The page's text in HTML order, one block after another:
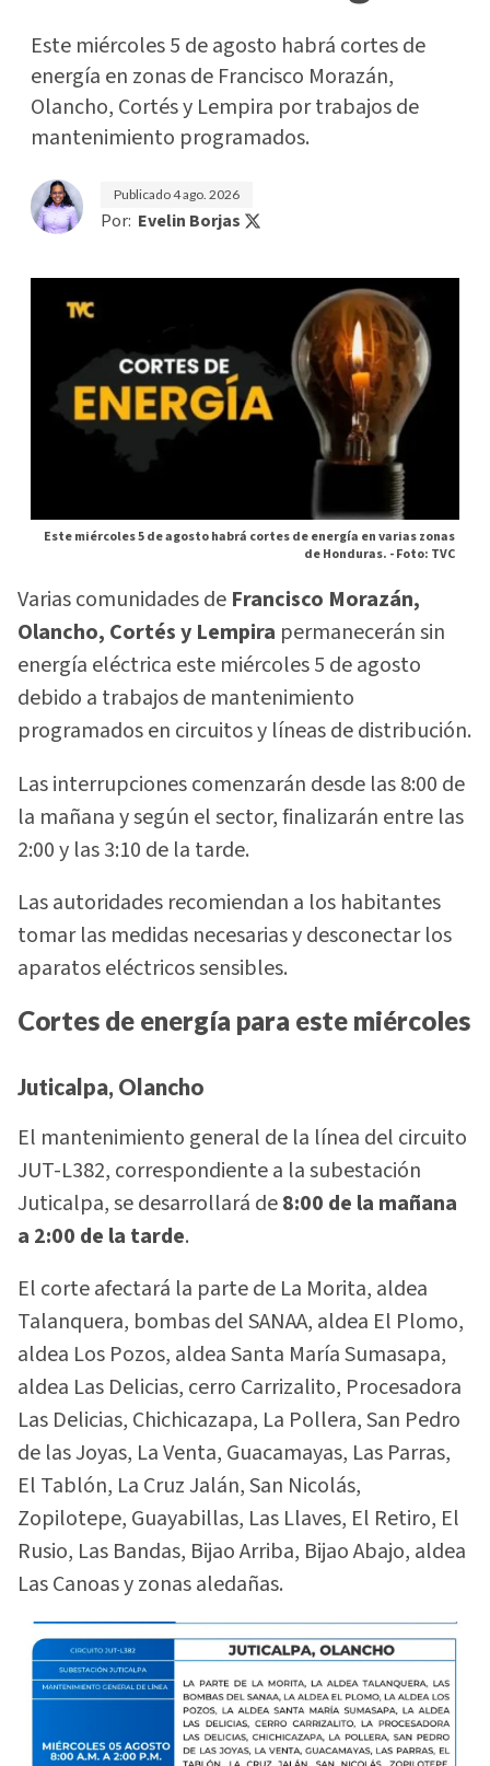
Este miércoles 5 de agosto habrá cortes de
energía en zonas de Francisco Morazán,
Olancho, Cortés y Lempira por trabajos de
mantenimiento programados.
Publicado4 ago. 2026
Por: Evelin Borjas
Este miércoles 5 de agosto habrá cortes de energía en varias zonas
de Honduras. -Foto: TVC
Varias comunidades de Francisco Morazán,
Olancho, Cortés y Lempira permanecerán sin
energía eléctrica este miércoles 5 de agosto
debido a trabajos de mantenimiento
programados en circuitos y líneas de distribución.
Las interrupciones comenzarán desde las 8:00 de
la mañana y según el sector, finalizarán entre las
2:00 y las 3:10 de la tarde.
Las autoridades recomiendan a los habitantes
tomar las medidas necesarias y desconectar los
aparatos eléctricos sensibles.
Cortes de energía para este miércoles
Juticalpa, Olancho
El mantenimiento general de la línea del circuito
JUT-L382, correspondiente a la subestación
Juticalpa, se desarrollará de8:00 de la mañana
a 2:00 de la tarde.
El corte afectará la parte de La Morita, aldea
Talanquera, bombas del SANAA, aldea El Plomo,
aldea Los Pozos, aldea Santa María Sumasapa,
aldea Las Delicias, cerro Carrizalito, Procesadora
Las Delicias, Chichicazapa, La Pollera, San Pedro
de las Joyas, La Venta, Guacamayas, Las Parras,
El Tablón, La Cruz Jalán, San Nicolás,
Zopilotepe, Guayabillas, Las Llaves, El Retiro, El
Rusio, Las Bandas, Bijao Arriba, Bijao Abajo, aldea
Las Canoas y zonas aledañas.